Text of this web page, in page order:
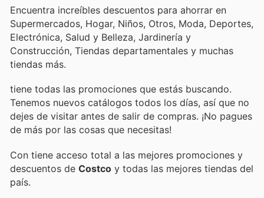
Encuentra increíbles descuentos para ahorrar en
Supermercados, Hogar, Niños, Otros, Moda, Deportes,
Electrónica, Salud y Belleza, Jardinería y
Construcción, Tiendas departamentales y muchas
tiendas más.
tiene todas las promociones que estás buscando.
Tenemos nuevos catálogos todos los días, así que no
dejes de visitar antes de salir de compras. ¡No pagues
de más por las cosas que necesitas!
Con tiene acceso total a las mejores promociones y
descuentos de Costco y todas las mejores tiendas del
país.